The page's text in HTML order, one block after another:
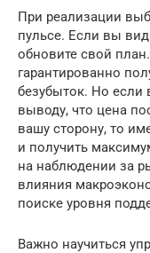
При реализации
пульсе. Если вы
обновите свой
гарантированно
безубыток. Но если
выводу, что цена
вашу сторону, то
и получить
на наблюдении за
влияния
поиске уровня
Важно научиться